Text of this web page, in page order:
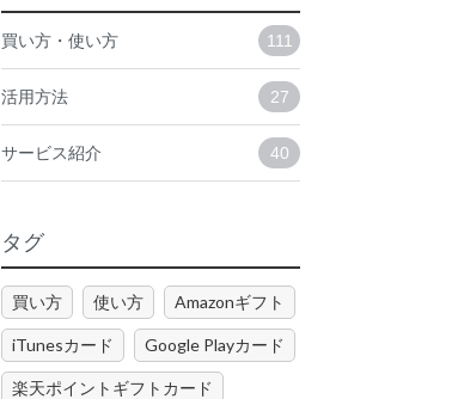
買い方・使い方 111
活用方法 27
サービス紹介 40
タグ
買い方 使い方 Amazonギフト
iTunesカード Google Playカード
楽天ポイントギフトカード